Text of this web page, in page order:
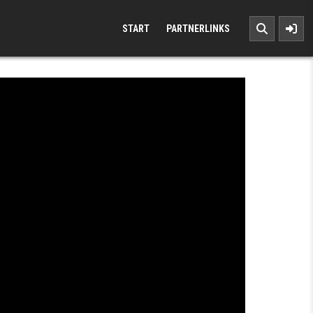
START PARTNERLINKS